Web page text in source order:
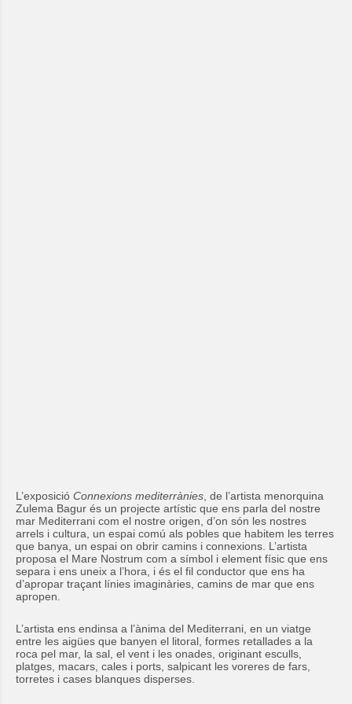
L’exposició Connexions mediterrànies , de l’artista menorquina
Zulema Bagur és un projecte artístic que ens parla del nostre
mar Mediterrani com el nostre origen, d’on són les nostres
arrels i cultura, un espai comú als pobles que habitem les terres
que banya, un espai on obrir camins i connexions. L’artista
proposa el Mare Nostrum com a símbol i element físic que ens
separa i ens uneix a l’hora, i és el fil conductor que ens ha
d’apropar traçant línies imaginàries, camins de mar que ens
apropen.
L’artista ens endinsa a l’ànima del Mediterrani, en un viatge
entre les aigües que banyen el litoral, formes retallades a la
roca pel mar, la sal, el vent i les onades, originant esculls,
platges, macars, cales i ports, salpicant les voreres de fars,
torretes i cases blanques disperses.